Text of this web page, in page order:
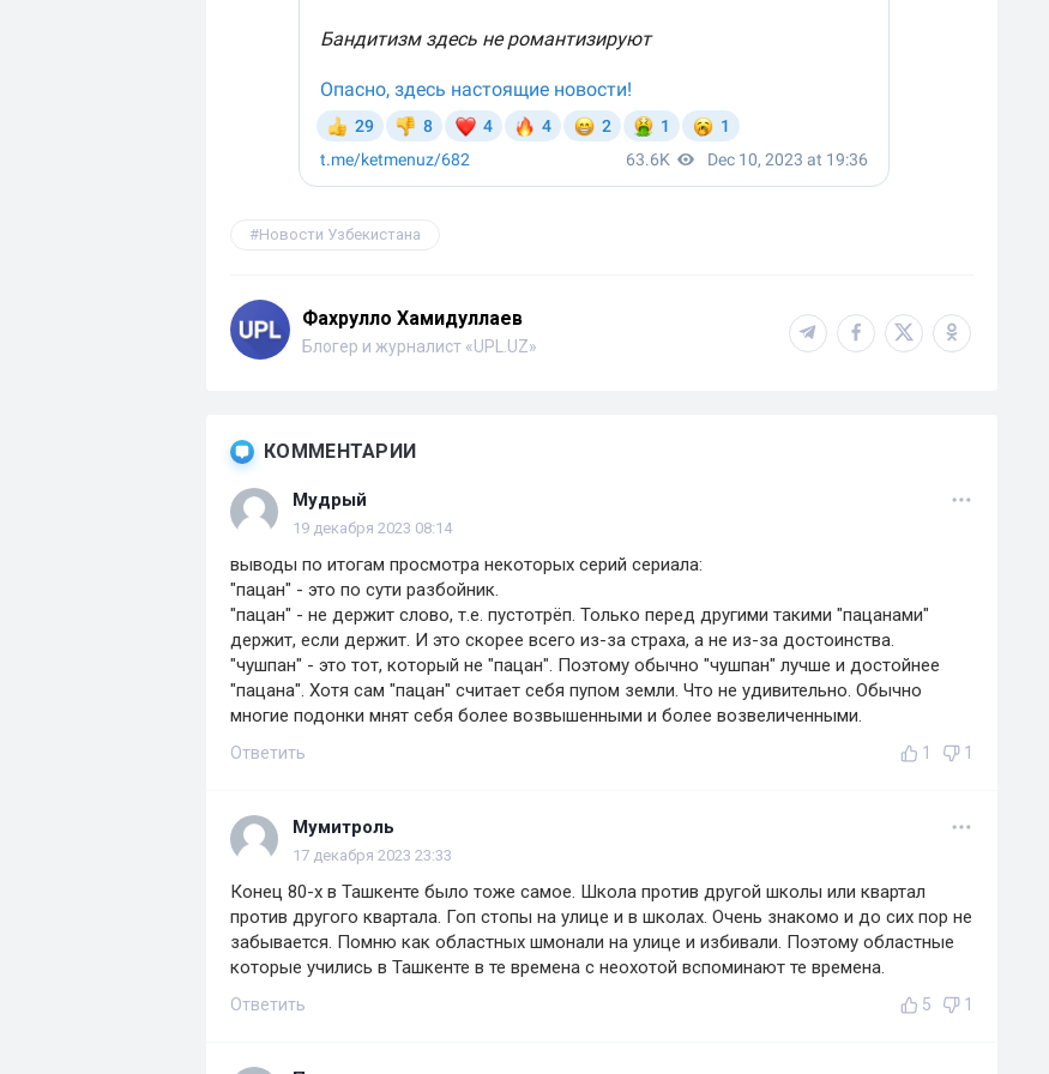
Новости Узбекистана
Фахрулло Хамидуллаев
Блогер и журналист «UPL.UZ»
КОММЕНТАРИИ
Мудрый
19 декабря 2023 08:14
выводы по итогам просмотра некоторых серий сериала:
"пацан" - это по сути разбойник.
"пацан" - не держит слово, т.е. пустотрёп. Только перед другими такими "пацанами"
держит, если держит. И это скорее всего из-за страха, а не из-за достоинства.
"чушпан" - это тот, который не "пацан". Поэтому обычно "чушпан" лучше и достойнее
"пацана". Хотя сам "пацан" считает себя пупом земли. Что не удивительно. Обычно
многие подонки мнят себя более возвышенными и более возвеличенными.
Ответить 1 1
Мумитроль
17 декабря 2023 23:33
Конец 80-х в Ташкенте было тоже самое. Школа против другой школы или квартал
против другого квартала. Гоп стопы на улице и в школах. Очень знакомо и до сих пор не
забывается. Помню как областных шмонали на улице и избивали. Поэтому областные
которые учились в Ташкенте в те времена с неохотой вспоминают те времена.
Ответить 5 1